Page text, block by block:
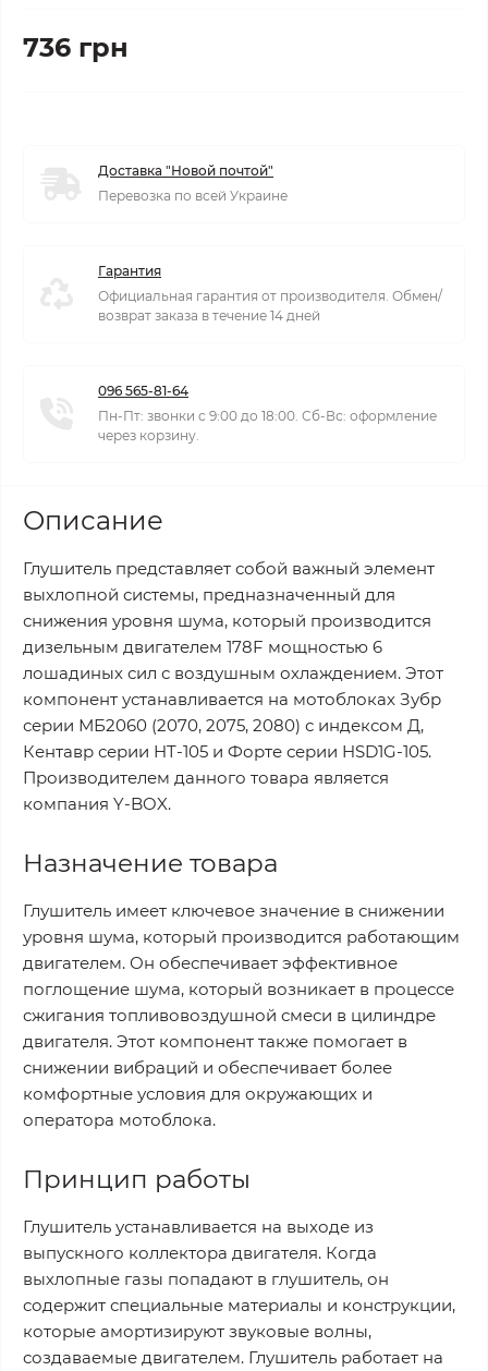
736 грн
Доставка "Новой почтой"
Перевозка по всей Украине
Гарантия
Официальная гарантия от производителя. Обмен/
возврат заказа в течение 14 дней
096 565-81-64
Пн-Пт: звонки с 9:00 до 18:00. Сб-Вс: оформление
через корзину.
Описание
Глушитель представляет собой важный элемент
выхлопной системы, предназначенный для
снижения уровня шума, который производится
дизельным двигателем 178F мощностью 6
лошадиных сил с воздушным охлаждением. Этот
компонент устанавливается на мотоблоках Зубр
серии МБ2060 (2070, 2075, 2080) с индексом Д,
Кентавр серии HT-105 и Форте серии HSD1G-105.
Производителем данного товара является
компания Y-BOX.
Назначение товара
Глушитель имеет ключевое значение в снижении
уровня шума, который производится работающим
двигателем. Он обеспечивает эффективное
поглощение шума, который возникает в процессе
сжигания топливовоздушной смеси в цилиндре
двигателя. Этот компонент также помогает в
снижении вибраций и обеспечивает более
комфортные условия для окружающих и
оператора мотоблока.
Принцип работы
Глушитель устанавливается на выходе из
выпускного коллектора двигателя. Когда
выхлопные газы попадают в глушитель, он
содержит специальные материалы и конструкции,
которые амортизируют звуковые волны,
создаваемые двигателем. Глушитель работает на